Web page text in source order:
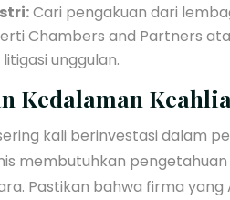
Cari pengakuan dari
Chambers and Partners
unggulan.
Kedalaman
kali berinvestasi dalam
membutuhkan
Pastikan bahwa firma yang